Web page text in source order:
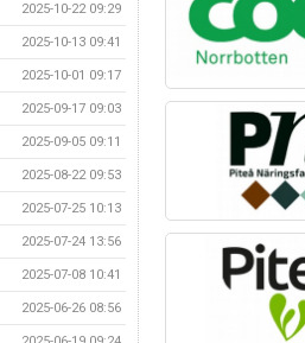
2025-10-22 09:29
2025-10-13 09:41
2025-10-01 09:17
2025-09-17 09:03
2025-09-05 09:11
2025-08-22 09:53
2025-07-25 10:13
2025-07-24 13:56
2025-07-08 10:41
2025-06-26 08:56